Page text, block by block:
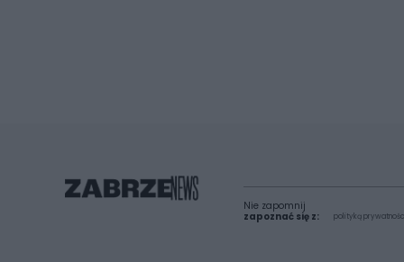
Nie zapomnij
zapoznać się z:
polityką